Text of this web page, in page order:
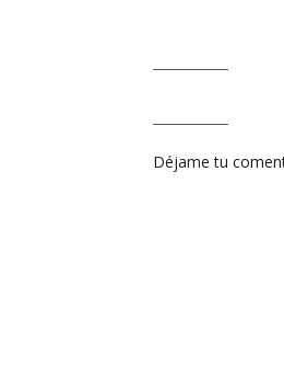
Déjame tu